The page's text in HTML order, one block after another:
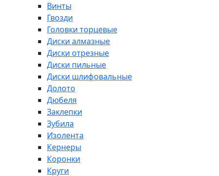
Винты
Гвозди
Головки торцевые
Диски алмазные
Диски отрезные
Диски пильные
Диски шлифовальные
Долото
Дюбеля
Заклепки
Зубила
Изолента
Кернеры
Коронки
Круги